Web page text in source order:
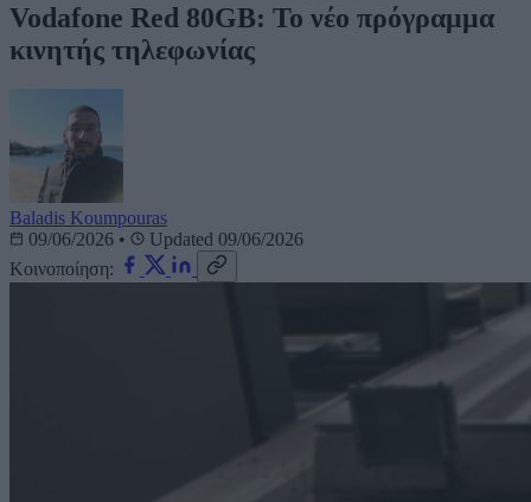
Vodafone Red 80GB: Το νέο πρόγραμμα
κινητής τηλεφωνίας
Baladis Koumpouras
09/06/2026 •
Updated 09/06/2026
Κοινοποίηση: